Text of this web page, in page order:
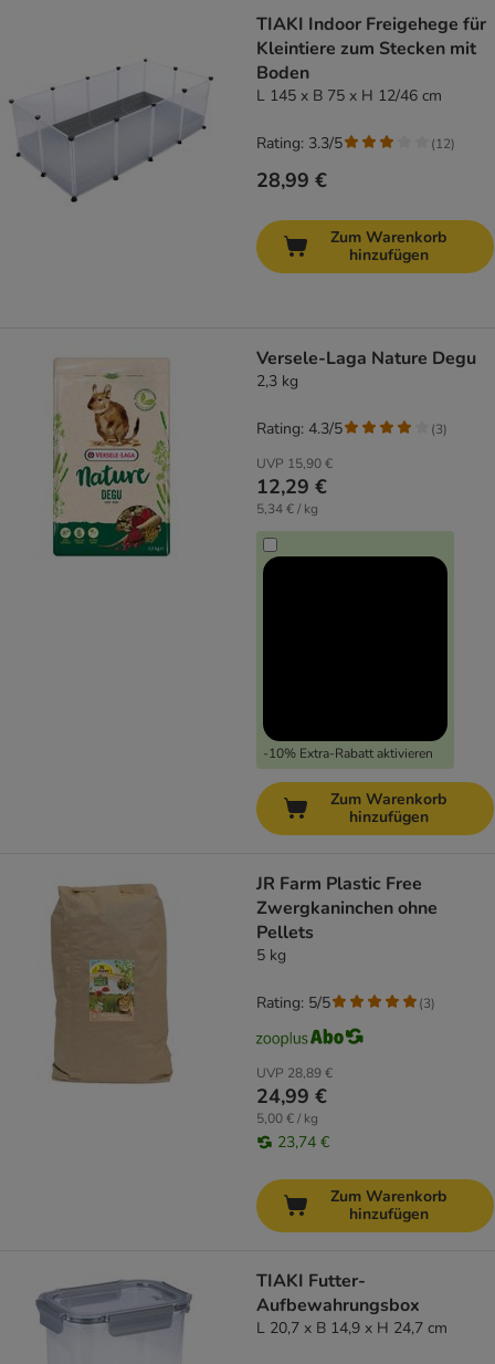
TIAKI Indoor Freigehege für
Kleintiere zum Stecken mit
Boden
L 145 x B 75 x H 12/46 cm
28,99 €
Rating: 3.3/5 (12)
Zum Warenkorb
hinzufügen
Versele-Laga Nature Degu
2,3 kg
UVP 15,90 €
12,29 €
5,34 € / kg
-10% Extra-Rabatt aktivieren
Rating: 4.3/5 (3)
Zum Warenkorb
hinzufügen
JR Farm Plastic Free
Zwergkaninchen ohne
Pellets
5 kg
UVP 28,89 €
24,99 €
5,00 € / kg
23,74 €
Rating: 5/5 (3)
Zum Warenkorb
hinzufügen
TIAKI Futter-
Aufbewahrungsbox
L 20,7 x B 14,9 x H 24,7 cm